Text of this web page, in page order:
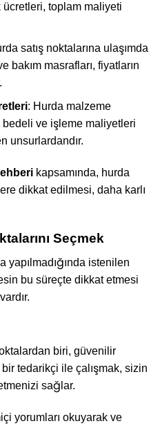
ücretleri, toplam maliyeti
satış noktalarına ulaşımda
bakım masrafları, fiyatların
: Hurda malzeme
bedeli ve işleme maliyetleri
unsurlardandır.
kapsamında, hurda
dikkat edilmesi, daha karlı
Seçmek
yapılmadığında istenilen
bu süreçte dikkat etmesi
biri, güvenilir
tedarikçi ile çalışmak, sizin
sağlar.
yorumları okuyarak ve